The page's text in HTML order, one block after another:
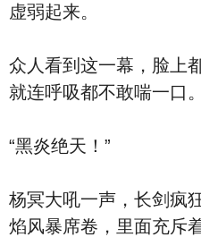
虚弱起来。
众人看到这一幕，脸上
就连呼吸都不敢喘一口。
“黑炎绝天！”
杨冥大吼一声，长剑疯
焰风暴席卷，里面充斥